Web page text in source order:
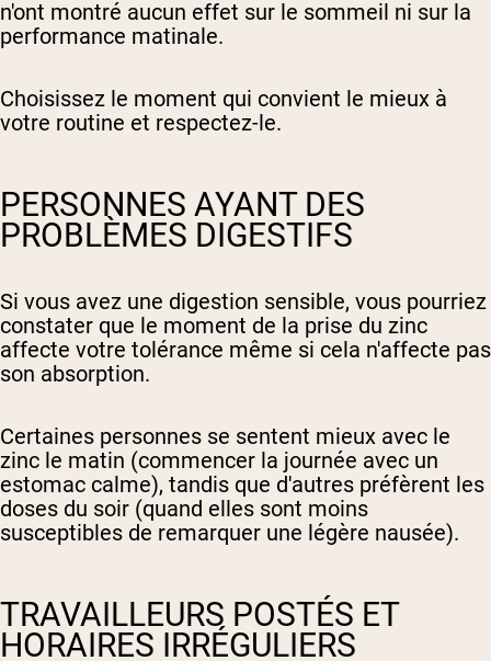
n'ont montré aucun effet sur le sommeil ni sur la
performance matinale.
Choisissez le moment qui convient le mieux à
votre routine et respectez-le.
PERSONNES AYANT DES
PROBLÈMES DIGESTIFS
Si vous avez une digestion sensible, vous pourriez
constater que le moment de la prise du zinc
affecte votre tolérance même si cela n'affecte pas
son absorption.
Certaines personnes se sentent mieux avec le
zinc le matin (commencer la journée avec un
estomac calme), tandis que d'autres préfèrent les
doses du soir (quand elles sont moins
susceptibles de remarquer une légère nausée).
TRAVAILLEURS POSTÉS ET
HORAIRES IRRÉGULIERS